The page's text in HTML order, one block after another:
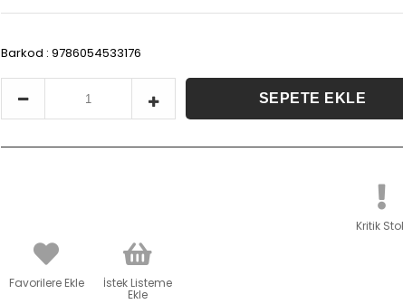
Barkod : 9786054533176
Kritik
Favorilere Ekle İstek Listeme
Ekle